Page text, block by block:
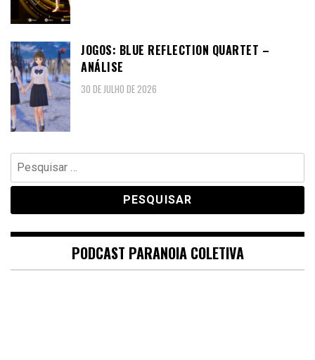
JOGOS: BLUE REFLECTION QUARTET –
ANÁLISE
30 DE JULHO DE 2026
Pesquisar
por:
PODCAST PARANOIA COLETIVA